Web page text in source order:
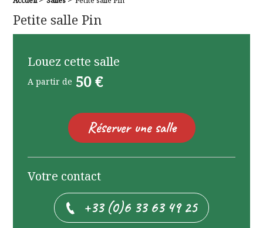
Petite salle Pin
Louez cette salle
A partir de 50 €
Réserver une salle
Votre contact
+33 (0)6 33 63 49 25